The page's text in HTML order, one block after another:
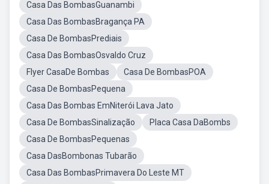
Casa Das BombasGuanambi
Casa Das BombasBragança PA
Casa De BombasPrediais
Casa Das BombasOsvaldo Cruz
Flyer CasaDe Bombas
Casa De BombasPOA
Casa De BombasPequena
Casa Das Bombas EmNiterói Lava Jato
Casa De BombasSinalização
Placa Casa DaBombs
Casa De BombasPequenas
Casa DasBombonas Tubarão
Casa Das BombasPrimavera Do Leste MT